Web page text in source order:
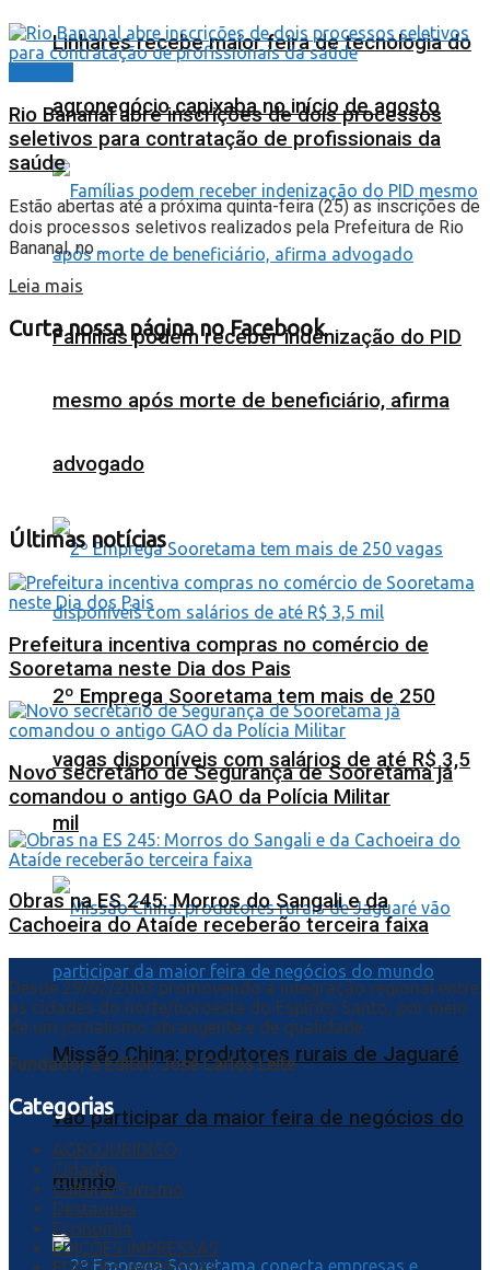
Linhares recebe maior feira de tecnologia do
agronegócio capixaba no início de agosto
Famílias podem receber indenização do PID
mesmo após morte de beneficiário, afirma
advogado
2º Emprega Sooretama tem mais de 250
vagas disponíveis com salários de até R$ 3,5
mil
Missão China: produtores rurais de Jaguaré
vão participar da maior feira de negócios do
mundo
Rio Bananal abre inscrições de dois processos
seletivos para contratação de profissionais da
saúde
Estão abertas até a próxima quinta-feira (25) as inscrições de
dois processos seletivos realizados pela Prefeitura de Rio
Bananal, no ...
Leia mais
Curta nossa página no Facebook
Últimas notícias
Prefeitura incentiva compras no comércio de
Sooretama neste Dia dos Pais
Novo secretário de Segurança de Sooretama já
comandou o antigo GAO da Polícia Militar
Obras na ES 245: Morros do Sangali e da
Cachoeira do Ataíde receberão terceira faixa
Desde 29/02/2003 promovendo a integração regional entre
as cidades do norte/noroeste do Espírito Santo, por meio
de um jornalismo abrangente e de qualidade.
Fundador e Editor: José Carlos Leite
Categorias
AGROJURIDICO
Cidades
Cultura/Turismo
Destaques
Economia
EDIÇÕES IMPRESSAS